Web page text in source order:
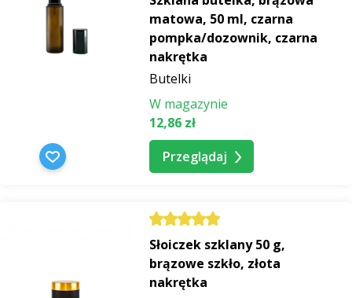
matowa, 50 ml, czarna
pompka/dozownik, czarna
nakrętka
Butelki
W magazynie
12,86 zł
Przeglądaj
Słoiczek szklany 50 g,
brązowe szkło, złota
nakrętka